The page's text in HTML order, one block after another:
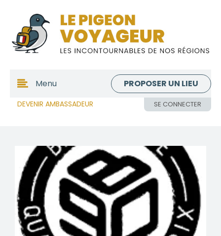
DEVENIR AMBASSADEUR SE CONNECTER
Menu PROPOSER UN LIEU